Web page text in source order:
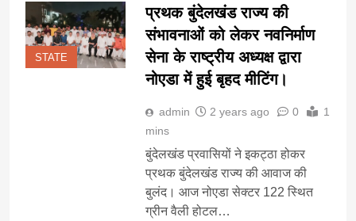
STATE
प्रथक बुंदेलखंड राज्य की
संभावनाओं को लेकर नवनिर्माण
सेना के राष्ट्रीय अध्यक्ष द्वारा
नोएडा में हुई बृहद मीटिंग।
admin 2 years ago 0
1
mins
बुंदेलखंड प्रवासियों ने इकट्ठा होकर
प्रथक बुंदेलखंड राज्य की आवाज की
बुलंद। आज नोएडा सेक्टर 122 स्थित
ग्रीन वैली होटल…